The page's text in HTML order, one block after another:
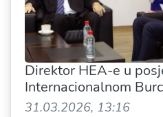
Direktor HEA-e u
Internacionalnom
31.03.2026, 13:16